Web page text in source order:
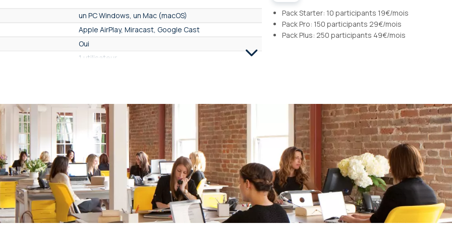
un PC Windows, un Mac (macOS)
Apple AirPlay, Miracast, Google Cast
Oui
1 utilisateur
Oui
1 sortie écran
Non
Non
Non compatible avec un bouton
Pack Starter: 10 participants 19€/mois
Pack Pro: 150 participants 29€/mois
Pack Plus: 250 participants 49€/mois